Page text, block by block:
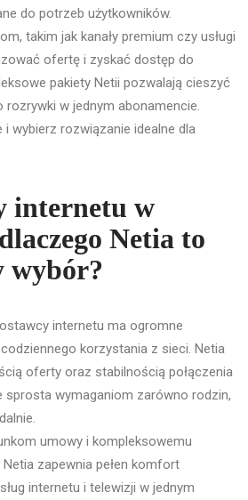
do potrzeb użytkowników.
takim jak kanały premium czy usługi
ofertę i zyskać dostęp do
pakiety Netii pozwalają cieszyć
rozrywki w jednym abonamencie.
wybierz rozwiązanie idealne dla
internetu w
Netia to
wybór?
internetu ma ogromne
korzystania z sieci. Netia
oferty oraz stabilnością połączenia
sprosta wymaganiom zarówno rodzin,
umowy i kompleksowemu
zapewnia pełen komfort
internetu i telewizji w jednym